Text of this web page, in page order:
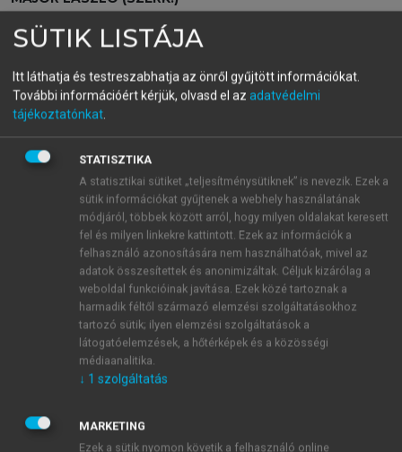
A katasztrófa-készenlét, a
beavatkozásbiztonság
egészségügyi alapjai
OLVASÁS
AZ INTÉZMÉNYBEN
KELETKEZETT KÁROK, ILLETVE
A MŰKÖDÉST AKADÁLYOZÓ
KÖRÜLMÉNYEK KÖZÖTT AZ
ELLÁTÁS FENNTARTÁSÁNAK
TERVE
SÜTIK LISTÁJA
Itt láthatja és testreszabhatja az önről gyűjtött információkat.
További információért kérjük, olvasd el az adatvédelmi
tájékoztatónkat.
STATISZTIKA
A statisztikai sütiket „teljesítménysütiknek” is nevezik. Ezek a
sütik információkat gyűjtenek a webhely használatának
módjáról, többek között arról, hogy milyen oldalakat keresett
fel és milyen linkekre kattintott. Ezek az információk a
felhasználó azonosítására nem használhatóak, mivel az
adatok összesítettek és anonimizáltak. Céljuk kizárólag a
weboldal funkcióinak javítása. Ezek közé tartoznak a
harmadik féltől származó elemzési szolgáltatásokhoz
tartozó sütik; ilyen elemzési szolgáltatások a
látogatóelemzések, a hőtérképek és a közösségi
médiaanalitika.
↓ 1 szolgáltatás
MARKETING
Ezek a sütik nyomon követik a felhasználó online